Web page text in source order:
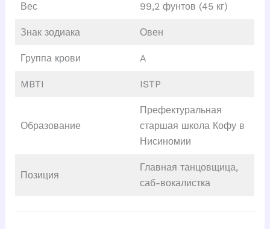
Вес 99,2 фунтов (45 кг)
Знак зодиака Овен
Группа крови A
MBTI ISTP
Образование
Префектуральная
старшая школа Кофу в
Нисиномии
Позиция
Главная танцовщица,
саб-вокалистка